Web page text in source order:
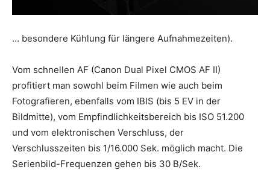
… besondere Kühlung für längere Aufnahmezeiten).
Vom schnellen AF (Canon Dual Pixel CMOS AF II)
profitiert man sowohl beim Filmen wie auch beim
Fotografieren, ebenfalls vom IBIS (bis 5 EV in der
Bildmitte), vom Empfindlichkeitsbereich bis ISO 51.200
und vom elektronischen Verschluss, der
Verschlusszeiten bis 1/16.000 Sek. möglich macht. Die
Serienbild-Frequenzen gehen bis 30 B/Sek.